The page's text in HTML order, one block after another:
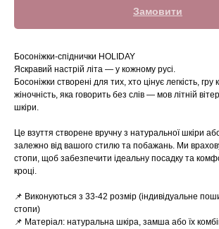
Замовити
Босоніжки-спіднички HOLIDAY
Яскравий настрій літа — у кожному русі.
Босоніжки створені для тих, хто цінує легкість, гру
жіночність, яка говорить без слів — мов літній
шкіри.
Це взуття створене вручну з натуральної шкіри
залежно від вашого стилю та побажань. Ми
стопи, щоб забезпечити ідеальну посадку та
кроці.
📌 Виконуються з 33-42 розмір (індивідуальне
стопи)
📌 Матеріал: натуральна шкіра, замша або їх